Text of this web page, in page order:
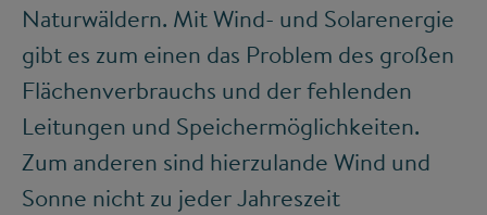
Naturwäldern. Mit Wind- und Solarenergie
gibt es zum einen das Problem des großen
Flächenverbrauchs und der fehlenden
Leitungen und Speichermöglichkeiten.
Zum anderen sind hierzulande Wind und
Sonne nicht zu jeder Jahreszeit